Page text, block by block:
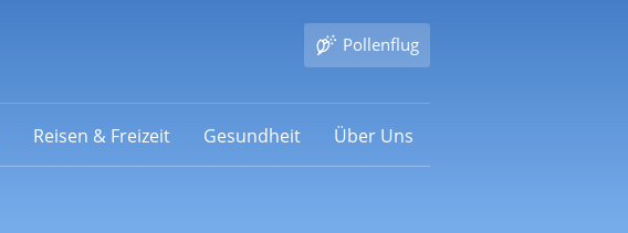
Pollenflug
Reisen & Freizeit Gesundheit Über Uns